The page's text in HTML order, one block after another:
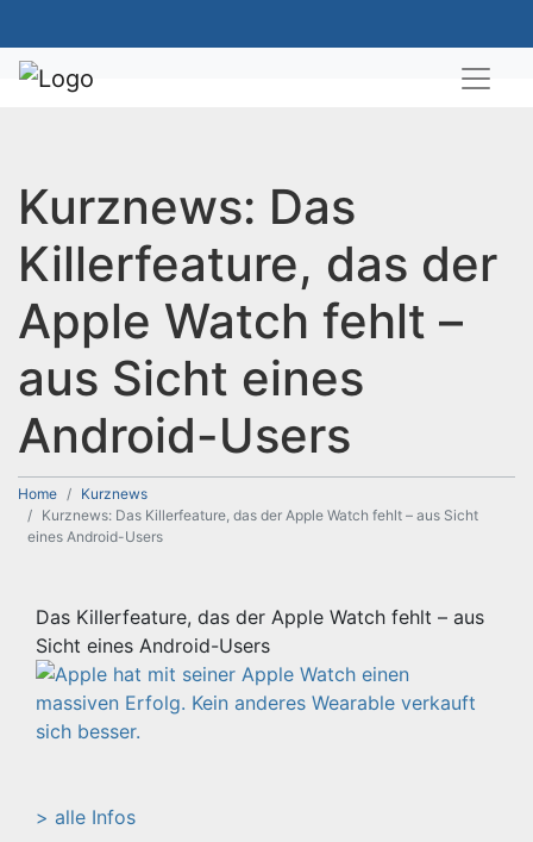
Kurznews: Das
Killerfeature, das der
Apple Watch fehlt –
aus Sicht eines
Android-Users
Home
Kurznews
Kurznews: Das Killerfeature, das der Apple Watch fehlt – aus Sicht
eines Android-Users
Das Killerfeature, das der Apple Watch fehlt – aus
Sicht eines Android-Users
> alle Infos